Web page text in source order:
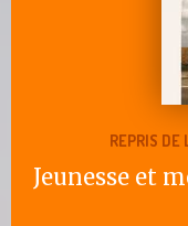
REPRIS
Jeunesse et